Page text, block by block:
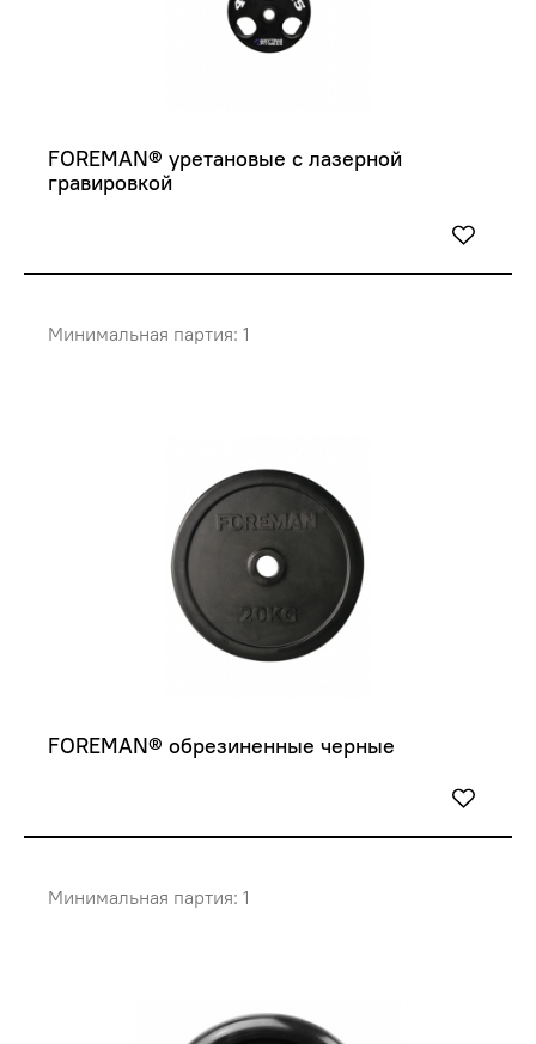
FOREMAN® уретановые с лазерной
гравировкой
Минимальная партия: 1
FOREMAN® обрезиненные черные
Минимальная партия: 1